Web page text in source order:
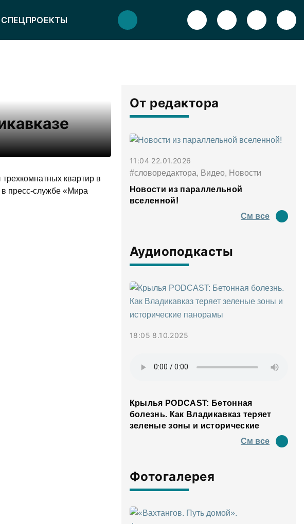
СПЕЦПРОЕКТЫ
квартир в
в пресс-службе «Мира
От редактора
11:04 22.01.2026
#словоредактора, Видео, Новости
Новости из параллельной
вселенной!
См все
Аудиоподкасты
18:05 8.10.2025
Крылья PODCAST: Бетонная
болезнь. Как Владикавказ теряет
зеленые зоны и исторические
См все
Фотогалерея